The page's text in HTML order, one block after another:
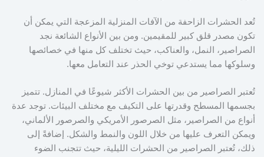
تُعد الحشرات الزاحفة من الآفات المنزلية المزعجة التي يمكن أن
تكون مصدر قلق كبير للمقيمين. ومن بين الأنواع الشائعة نجد
الصراصير، النمل، والعناكب، حيث تختلف كل منها في خصائصها
وسلوكها مما يستدعي توخي الحذر عند التعامل معها.
تُعتبر الصراصير من بين الحشرات الأكثر شيوعًا في المنازل. تتميز
بجسمها المسطح وقدرتها على التكيف مع مختلف البيئات. توجد عدة
أنواع من الصراصير، مثل الصرصور الأمريكي والصرصور الألماني،
ويمكن التعرف عليها من خلال اللون والنمط والشكل. إضافةً إلى
ذلك، تُعتبر الصراصير من الحشرات الليلية، حيث تتجنب الضوء